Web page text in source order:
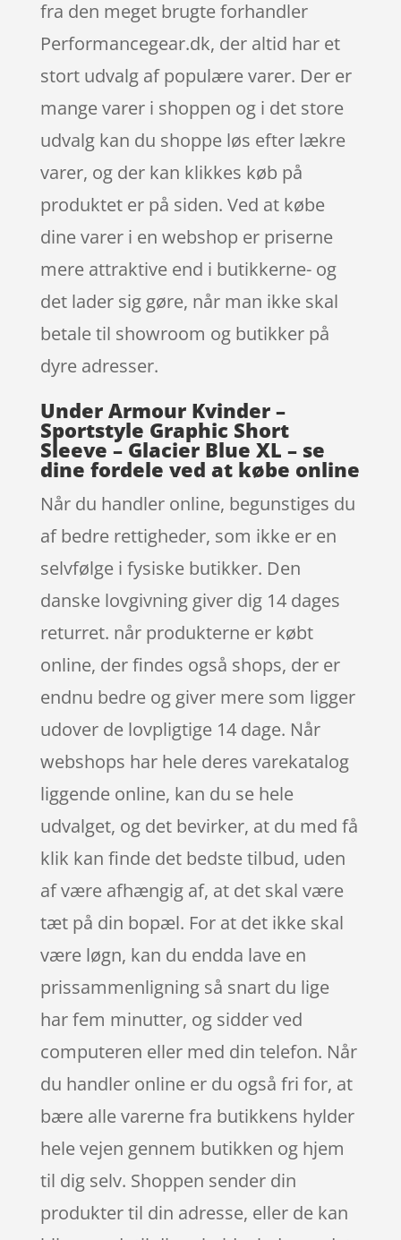
fra den meget brugte forhandler
Performancegear.dk, der altid har et
stort udvalg af populære varer. Der er
mange varer i shoppen og i det store
udvalg kan du shoppe løs efter lækre
varer, og der kan klikkes køb på
produktet er på siden. Ved at købe
dine varer i en webshop er priserne
mere attraktive end i butikkerne- og
det lader sig gøre, når man ikke skal
betale til showroom og butikker på
dyre adresser.
Under Armour Kvinder –
Sportstyle Graphic Short
Sleeve – Glacier Blue XL – se
dine fordele ved at købe online
Når du handler online, begunstiges du
af bedre rettigheder, som ikke er en
selvfølge i fysiske butikker. Den
danske lovgivning giver dig 14 dages
returret. når produkterne er købt
online, der findes også shops, der er
endnu bedre og giver mere som ligger
udover de lovpligtige 14 dage. Når
webshops har hele deres varekatalog
liggende online, kan du se hele
udvalget, og det bevirker, at du med få
klik kan finde det bedste tilbud, uden
af være afhængig af, at det skal være
tæt på din bopæl. For at det ikke skal
være løgn, kan du endda lave en
prissammenligning så snart du lige
har fem minutter, og sidder ved
computeren eller med din telefon. Når
du handler online er du også fri for, at
bære alle varerne fra butikkens hylder
hele vejen gennem butikken og hjem
til dig selv. Shoppen sender din
produkter til din adresse, eller de kan